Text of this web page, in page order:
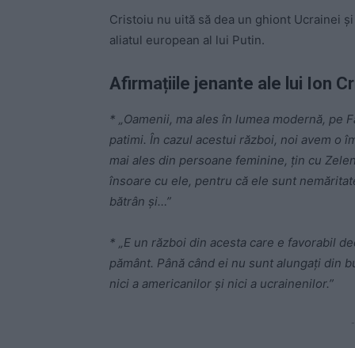
Cristoiu nu uită să dea un ghiont Ucrainei
aliatul european al lui Putin.
Afirmațiile jenante ale lui Ion
* „Oamenii, ma ales în lumea modernă, pe
patimi. În cazul acestui război, noi avem o
mai ales din persoane feminine, țin cu
însoare cu ele, pentru că ele sunt
bătrân și…”
* „E un război din acesta care e favorabil
pământ. Până când ei nu sunt alungați din
nici a americanilor și nici a ucrainenilor.”